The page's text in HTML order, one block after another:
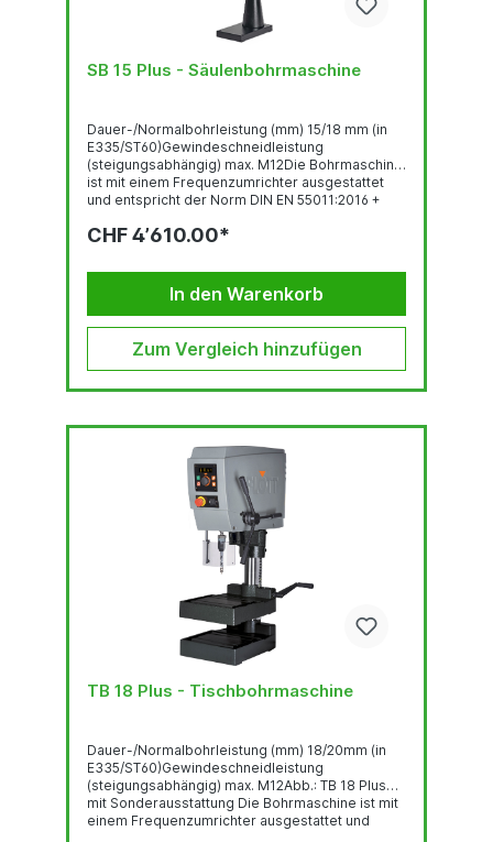
SB 15 Plus - Säulenbohrmaschine
Dauer-/Normalbohrleistung (mm) 15/18 mm (in
E335/ST60)Gewindeschneidleistung
(steigungsabhängig) max. M12Die Bohrmaschine
ist mit einem Frequenzumrichter ausgestattet
und entspricht der Norm DIN EN 55011:2016 +
Sonderausstattung und Zubehör.
OLED-Display Robuste, qualitativ hochwertige
Bohrkopf-Haube mit ergonomisch geneigter...
CHF 4’610.00*
In den Warenkorb
Zum Vergleich hinzufügen
TB 18 Plus - Tischbohrmaschine
Dauer-/Normalbohrleistung (mm) 18/20mm (in
E335/ST60)Gewindeschneidleistung
(steigungsabhängig) max. M12Abb.: TB 18 Plus
mit Sonderausstattung Die Bohrmaschine ist mit
einem Frequenzumrichter ausgestattet und